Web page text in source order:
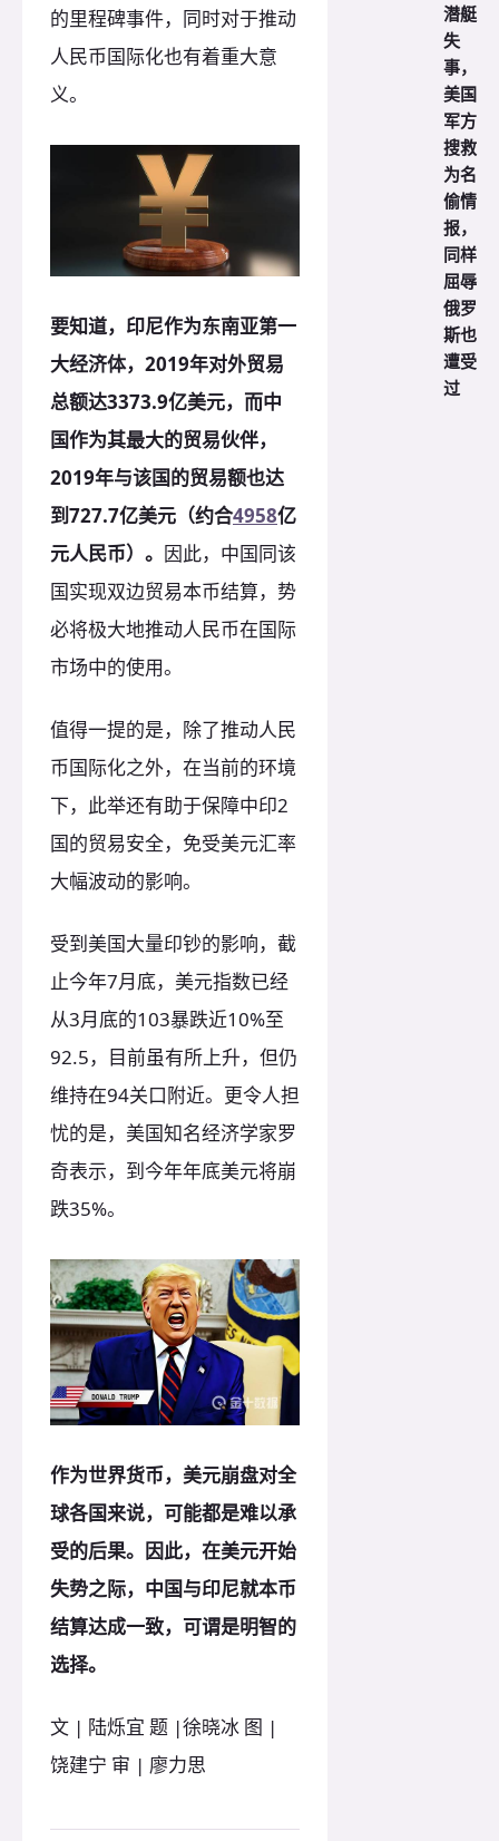
的里程碑事件，同时对于推动
人民币国际化也有着重大意
义。
要知道，印尼作为东南亚第一
大经济体，2019年对外贸易
总额达3373.9亿美元，而中
国作为其最大的贸易伙伴，
2019年与该国的贸易额也达
到727.7亿美元（约合4958亿
元人民币）。 因此，中国同该
国实现双边贸易本币结算，势
必将极大地推动人民币在国际
市场中的使用。
值得一提的是，除了推动人民
币国际化之外，在当前的环境
下，此举还有助于保障中印2
国的贸易安全，免受美元汇率
大幅波动的影响。
受到美国大量印钞的影响，截
止今年7月底，美元指数已经
从3月底的103暴跌近10%至
92.5，目前虽有所上升，但仍
维持在94关口附近。更令人担
忧的是，美国知名经济学家罗
奇表示，到今年年底美元将崩
跌35%。
作为世界货币，美元崩盘对全
球各国来说，可能都是难以承
受的后果。因此，在美元开始
失势之际，中国与印尼就本币
结算达成一致，可谓是明智的
选择。
文 | 陆烁宜 题 |徐晓冰 图 |
饶建宁 审 | 廖力思
潜艇
失
事，
美国
军方
搜救
为名
偷情
报，
同样
屈辱
俄罗
斯也
遭受
过